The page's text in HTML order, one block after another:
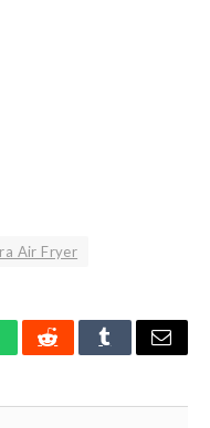
Air Fryer
RedditTumblrEmail